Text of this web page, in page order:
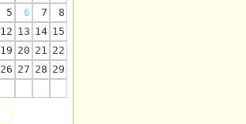
5 6 7
8
12 13 14 15
19 20 21 22
26 27 28 29